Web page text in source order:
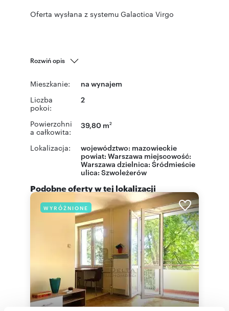
Oferta wysłana z systemu Galactica Virgo
Rozwiń opis
Mieszkanie: na wynajem
Liczba
pokoi:
2
Powierzchni
a całkowita:
39,80 m2
Lokalizacja: województwo: mazowieckie
powiat: Warszawa miejscowość:
Warszawa dzielnica: Śródmieście
ulica: Szwoleżerów
Podobne oferty w tej lokalizacji
WYRÓŻNIONE